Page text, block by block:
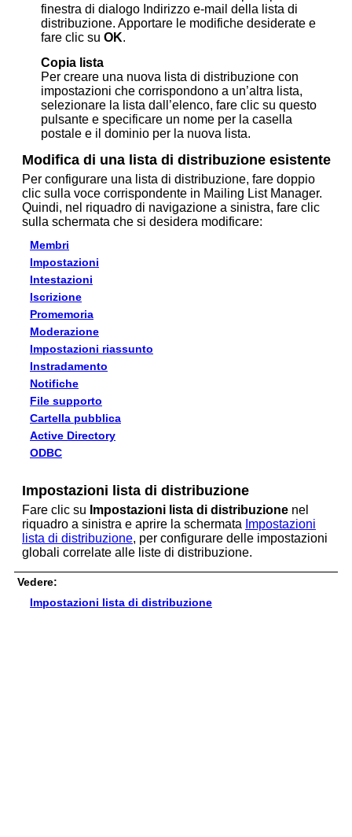
finestra di dialogo Indirizzo e-mail della lista di
distribuzione. Apportare le modifiche desiderate e
fare clic su OK.
Copia lista
Per creare una nuova lista di distribuzione con
impostazioni che corrispondono a un’altra lista,
selezionare la lista dall’elenco, fare clic su questo
pulsante e specificare un nome per la casella
postale e il dominio per la nuova lista.
Modifica di una lista di distribuzione esistente
Per configurare una lista di distribuzione, fare doppio
clic sulla voce corrispondente in Mailing List Manager.
Quindi, nel riquadro di navigazione a sinistra, fare clic
sulla schermata che si desidera modificare:
Membri
Impostazioni
Intestazioni
Iscrizione
Promemoria
Moderazione
Impostazioni riassunto
Instradamento
Notifiche
File supporto
Cartella pubblica
Active Directory
ODBC
Impostazioni lista di distribuzione
Fare clic su Impostazioni lista di distribuzione nel
riquadro a sinistra e aprire la schermata Impostazioni
lista di distribuzione, per configurare delle impostazioni
globali correlate alle liste di distribuzione.
Vedere:
Impostazioni lista di distribuzione